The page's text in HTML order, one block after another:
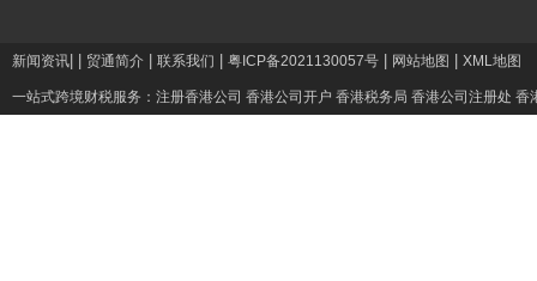
新闻资讯 贸通简介 联系我们 粤ICP备2021130057号 网站地图 XML地图
一站式跨境财税服务： 注册香港公司 香港公司开户 香港税务局 香港公司注册处 香